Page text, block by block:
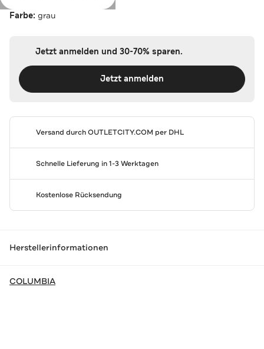
Farbe: grau
Jetzt anmelden und 30-70% sparen.
Jetzt anmelden
Versand durchOUTLETCITY.COM per DHL
Schnelle Lieferung in 1-3 Werktagen
Kostenlose Rücksendung
Herstellerinformationen
COLUMBIA